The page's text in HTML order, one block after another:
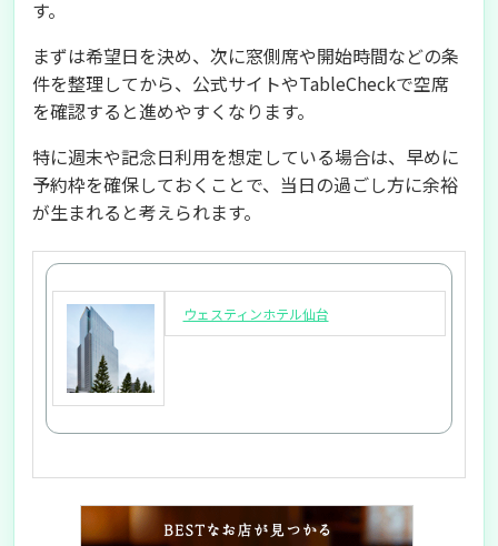
す。
まずは希望日を決め、次に窓側席や開始時間などの条
件を整理してから、公式サイトやTableCheckで空席
を確認すると進めやすくなります。
特に週末や記念日利用を想定している場合は、早めに
予約枠を確保しておくことで、当日の過ごし方に余裕
が生まれると考えられます。
ウェスティンホテル仙台